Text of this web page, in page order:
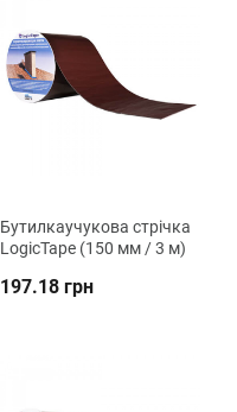
Бутилкаучукова стрічка
LogicTape (150 мм / 3 м)
197.18 грн